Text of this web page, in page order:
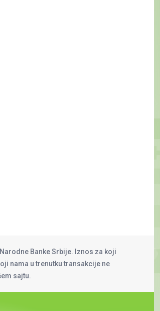
Banke Srbije. Iznos za koji
nama u trenutku transakcije ne
sajtu.